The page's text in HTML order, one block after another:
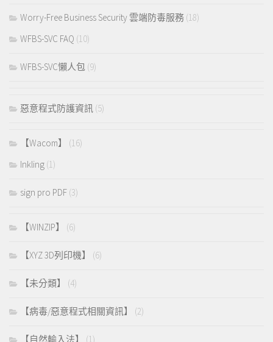
Worry-Free Business Security 雲端防毒服務 (18)
WFBS-SVC FAQ (10)
WFBS-SVC懶人包 (9)
惡意程式防護資訊 (5)
【Wacom】
(16)
Inkling (1)
sign pro PDF (3)
【WINZIP】 (6)
【XYZ 3D列印機】 (6)
【未分類】 (4)
【病毒/惡意程式相關資訊】 (2)
【自然輸入法】 (1)